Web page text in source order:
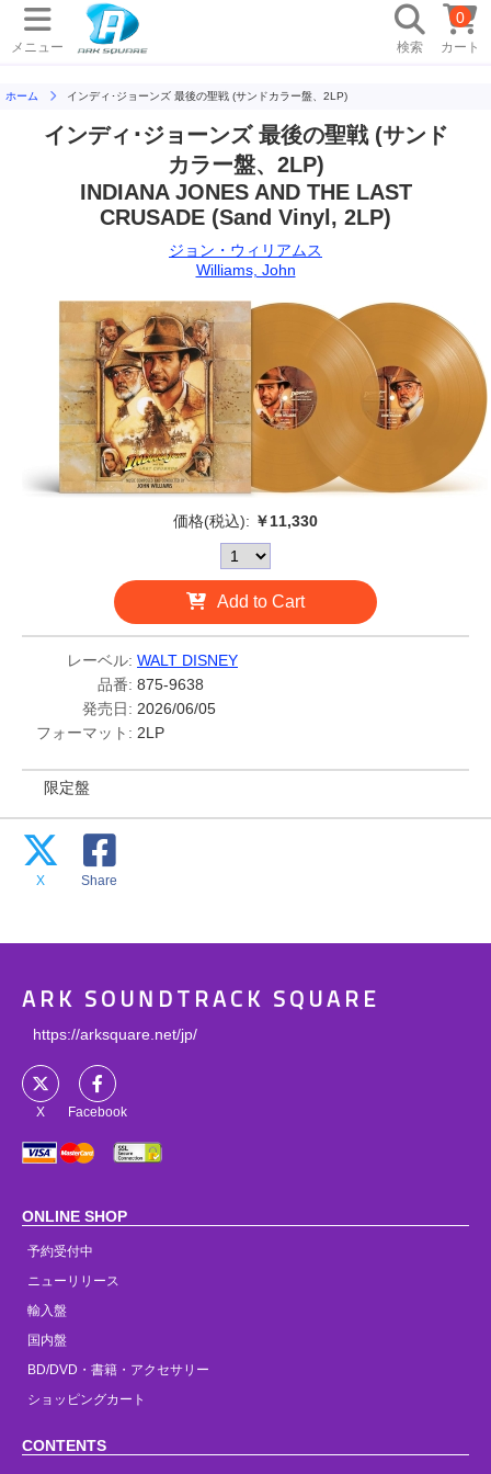
メニュー 検索 カート
0
ホーム インディ･ジョーンズ 最後の聖戦 (サンドカラー盤、2LP)
インディ･ジョーンズ 最後の聖戦 (サンド
カラー盤、2LP)
INDIANA JONES AND THE LAST
CRUSADE (Sand Vinyl, 2LP)
ジョン・ウィリアムス
Williams, John
価格(税込): ￥11,330
Add to Cart
レーベル: WALT DISNEY
品番: 875-9638
発売日: 2026/06/05
フォーマット: 2LP
限定盤
X Share
ARK SOUNDTRACK SQUARE
https://arksquare.net/jp/
X Facebook
ONLINE SHOP
予約受付中
ニューリリース
輸入盤
国内盤
BD/DVD・書籍・アクセサリー
ショッピングカート
CONTENTS